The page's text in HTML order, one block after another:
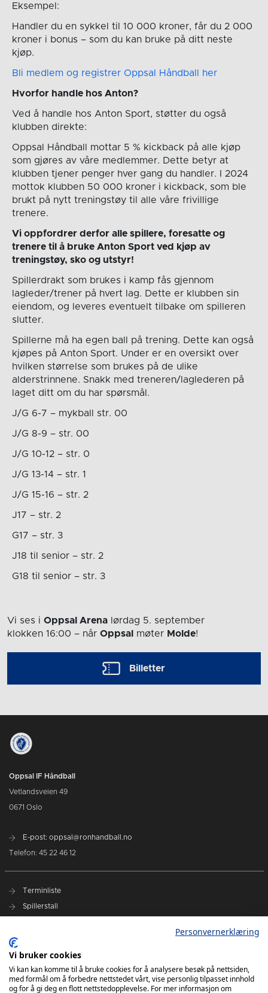
Eksempel:
Handler du en sykkel til 10 000 kroner, får du 2 000
kroner i bonus – som du kan bruke på ditt neste
kjøp.
Bli medlem og registrer Oppsal Håndball her
Hvorfor handle hos Anton?
Ved å handle hos Anton Sport, støtter du også
klubben direkte:
Oppsal Håndball mottar 5 % kickback på alle kjøp
som gjøres av våre medlemmer. Dette betyr at
klubben tjener penger hver gang du handler. I 2024
mottok klubben 50 000 kroner i kickback, som ble
brukt på nytt treningstøy til alle våre frivillige
trenere.
Vi oppfordrer derfor alle spillere, foresatte og
trenere til å bruke Anton Sport ved kjøp av
treningstøy, sko og utstyr!
Spillerdrakt som brukes i kamp fås gjennom
lagleder/trener på hvert lag. Dette er klubben sin
eiendom, og leveres eventuelt tilbake om spilleren
slutter.
Spillerne må ha egen ball på trening. Dette kan også
kjøpes på Anton Sport. Under er en oversikt over
hvilken størrelse som brukes på de ulike
alderstrinnene. Snakk med treneren/laglederen på
laget ditt om du har spørsmål.
J/G 6-7 – mykball str. 00
J/G 8-9 – str. 00
J/G 10-12 – str. 0
J/G 13-14 – str. 1
J/G 15-16 – str. 2
J17 – str. 2
G17 – str. 3
J18 til senior – str. 2
G18 til senior – str. 3
Vi ses i Oppsal Arena lørdag 5. september
klokken 16:00 – når Oppsal møter Molde!
Billetter
Oppsal IF Håndball
Vetlandsveien 49
0671 Oslo
E-post: oppsal@ronhandball.no
Telefon: 45 22 46 12
Terminliste
Spillerstall
Målklubben
Personvernerklæring
Vi bruker cookies
Vi kan kan komme til å bruke cookies for å analysere besøk på nettsiden,
med formål om å forbedre nettstedet vårt, vise personlig tilpasset innhold
og for å gi deg en flott nettstedopplevelse. For mer informasjon om